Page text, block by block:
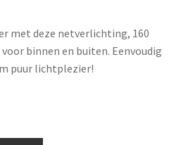
met deze netverlichting, 160
binnen en buiten. Eenvoudig
puur lichtplezier!